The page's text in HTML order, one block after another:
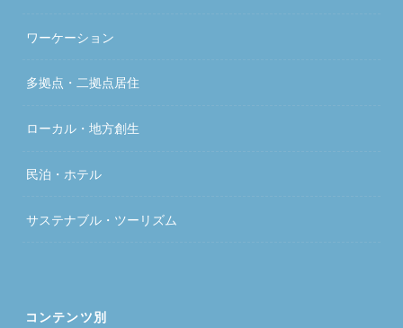
ワーケーション
多拠点・二拠点居住
ローカル・地方創生
民泊・ホテル
サステナブル・ツーリズム
コンテンツ別